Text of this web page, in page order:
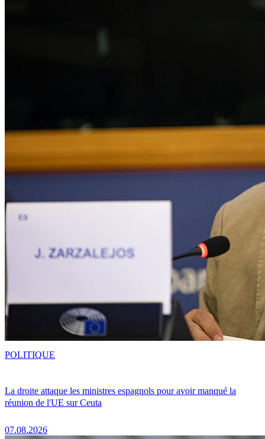
La droite attaque les ministres espagnols pour avoir manqué la
réunion de l'UE sur Ceuta
07.08.2026
POLITIQUE